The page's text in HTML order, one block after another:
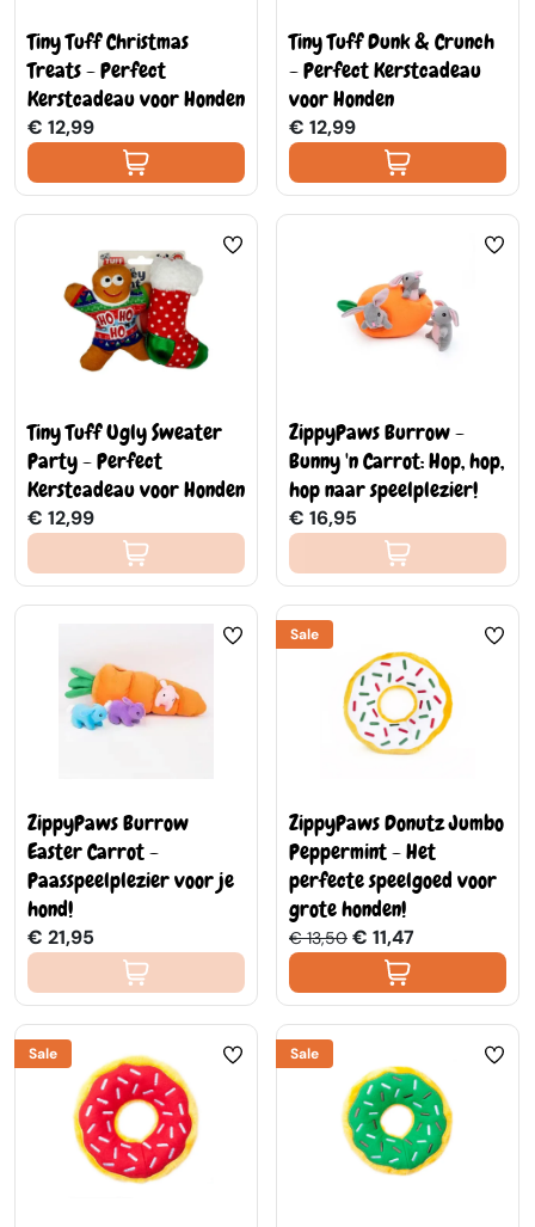
Tiny Tuff Christmas
Treats - Perfect
Kerstcadeau voor Honden
€ 12,99
Tiny Tuff Dunk & Crunch
- Perfect Kerstcadeau
voor Honden
€ 12,99
Tiny Tuff Ugly Sweater
Party - Perfect
Kerstcadeau voor Honden
€ 12,99
ZippyPaws Burrow -
Bunny 'n Carrot: Hop, hop,
hop naar speelplezier!
€ 16,95
ZippyPaws Burrow
Easter Carrot -
Paasspeelplezier voor je
hond!
€ 21,95
Sale
ZippyPaws Donutz Jumbo
Peppermint - Het
perfecte speelgoed voor
grote honden!
€ 13,50 € 11,47
Sale Sale